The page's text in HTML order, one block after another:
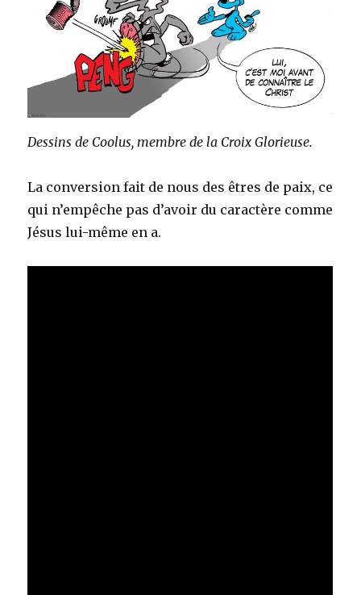
Dessins de Coolus, membre de la Croix Glorieuse.
La conversion fait de nous des êtres de paix, ce
qui n’empêche pas d’avoir du caractère comme
Jésus lui-même en a.